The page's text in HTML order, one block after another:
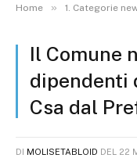
Home » 1. Categorie
Il Comune
dipendenti
Csa dal
DI MOLISETABLOID DEL 22